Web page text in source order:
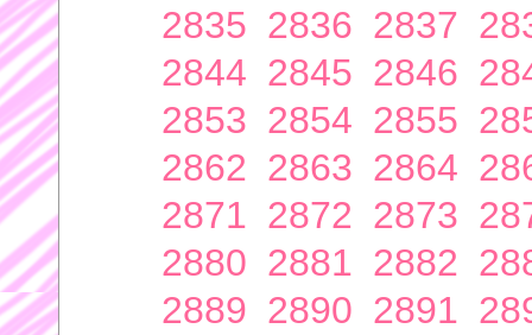
2835 2836 2837
2844 2845 2846
2853 2854 2855
2862 2863 2864
2871 2872 2873
2880 2881 2882
2889 2890 2891